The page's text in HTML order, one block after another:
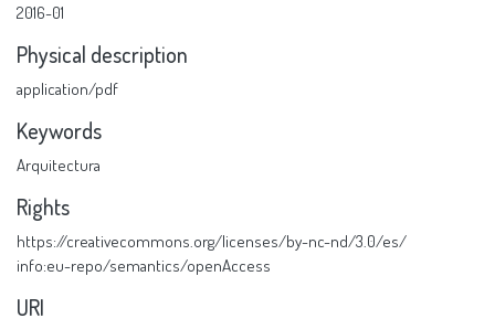
2016-01
Physical description
application/pdf
Keywords
Arquitectura
Rights
https://creativecommons.org/licenses/by-nc-nd/3.0/es/
info:eu-repo/semantics/openAccess
URI